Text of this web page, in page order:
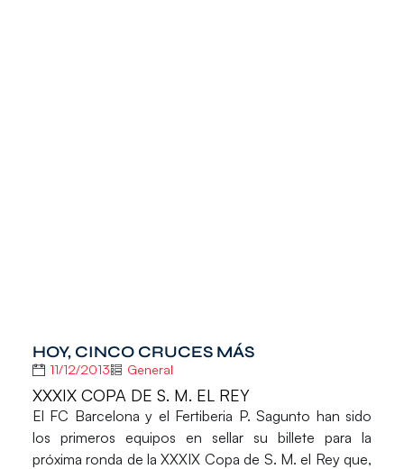
HOY, CINCO CRUCES MÁS
11/12/2013 General
XXXIX COPA DE S. M. EL REY
El FC Barcelona y el Fertiberia P. Sagunto han sido
los primeros equipos en sellar su billete para la
próxima ronda de laXXXIX Copa de S. M. el Reyque,